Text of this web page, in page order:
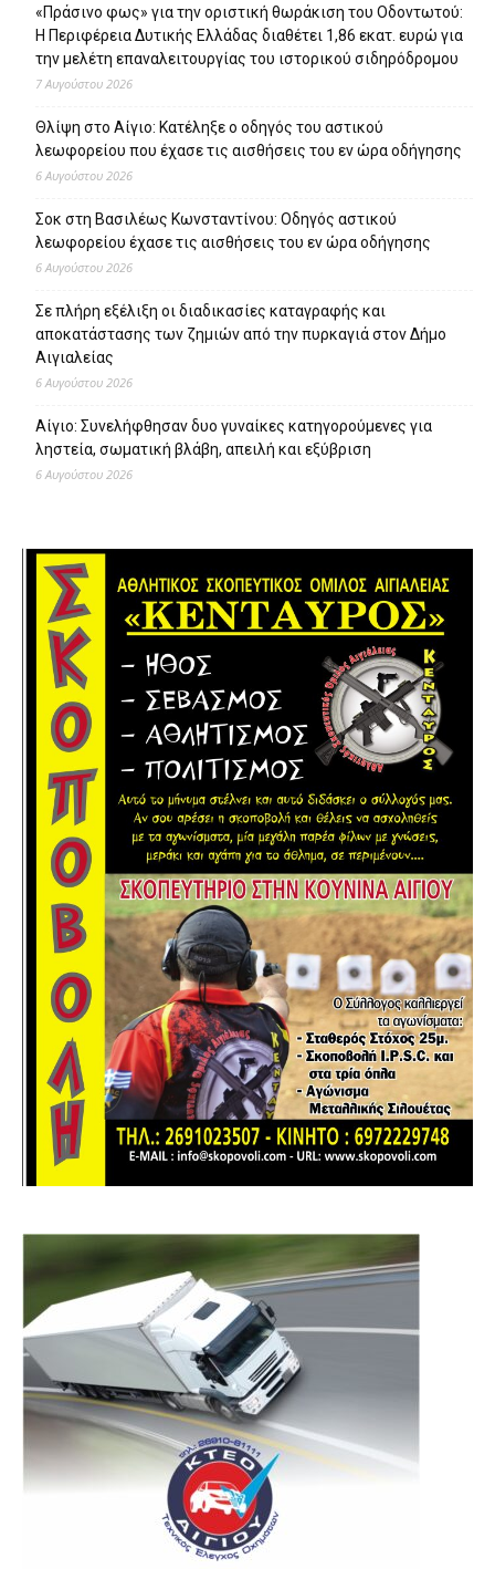
«Πράσινο φως» για την οριστική θωράκιση του Οδοντωτού:
Η Περιφέρεια Δυτικής Ελλάδας διαθέτει 1,86 εκατ. ευρώ για
την μελέτη επαναλειτουργίας του ιστορικού σιδηρόδρομου
7 Αυγούστου 2026
Θλίψη στο Αίγιο: Κατέληξε ο οδηγός του αστικού
λεωφορείου που έχασε τις αισθήσεις του εν ώρα οδήγησης
6 Αυγούστου 2026
Σοκ στη Βασιλέως Κωνσταντίνου: Οδηγός αστικού
λεωφορείου έχασε τις αισθήσεις του εν ώρα οδήγησης
6 Αυγούστου 2026
Σε πλήρη εξέλιξη οι διαδικασίες καταγραφής και
αποκατάστασης των ζημιών από την πυρκαγιά στον Δήμο
Αιγιαλείας
6 Αυγούστου 2026
Αίγιο: Συνελήφθησαν δυο γυναίκες κατηγορούμενες για
ληστεία, σωματική βλάβη, απειλή και εξύβριση
6 Αυγούστου 2026